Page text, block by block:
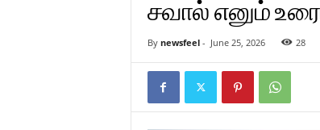
சவால் எனும்
By newsfeel- June 25, 2026 28